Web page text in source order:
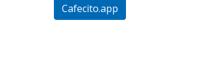
Cafecito.app